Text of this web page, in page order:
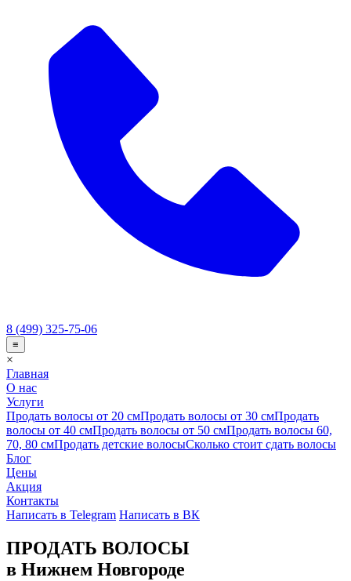
8 (499) 325-75-06
≡
×
Главная
О нас
Услуги
Продать волосы от 20 смПродать волосы от 30 смПродать
волосы от 40 смПродать волосы от 50 смПродать волосы 60,
70, 80 смПродать детские волосыСколько стоит сдать волосы
Блог
Цены
Акция
Контакты
Написать в Telegram Написать в ВК
ПРОДАТЬ ВОЛОСЫ
в Нижнем Новгороде